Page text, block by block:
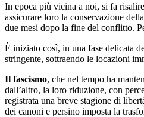
In epoca più vicina a noi, si fa
assicurare loro la conservazione
due mesi dopo la fine del conflitto.
È iniziato così, in una fase delicata
stringente, sottraendo le locazioni
Il fascismo, che nel tempo ha
dall’altro, la loro riduzione, con
registrata una breve stagione di
dei canoni e persino imposta la